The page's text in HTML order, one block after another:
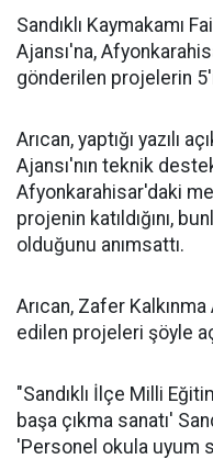
Sandıklı Kaymakamı
Ajansı'na,
gönderilen projelerin
Arıcan, yaptığı yazılı
Ajansı'nın teknik
Afyonkarahisar'daki
projenin katıldığını,
olduğunu anımsattı.
Arıcan, Zafer
edilen projeleri şöyle
"Sandıklı İlçe Milli
başa çıkma sanatı'
'Personel okula uyum